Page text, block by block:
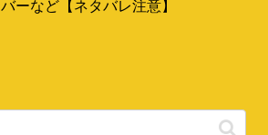
バーなど【ネタバレ注意】